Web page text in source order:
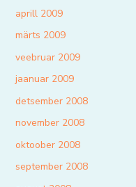
aprill 2009
märts 2009
veebruar 2009
jaanuar 2009
detsember 2008
november 2008
oktoober 2008
september 2008